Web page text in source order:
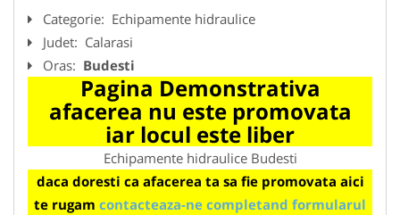
Categorie: Echipamente hidraulice
Judet: Calarasi
Oras: Budesti
Pagina Demonstrativa
afacerea nu este promovata
iar locul este liber
Echipamente hidraulice Budesti
daca doresti ca afacerea ta sa fie promovata aici
te rugam contacteaza-ne completand formularul